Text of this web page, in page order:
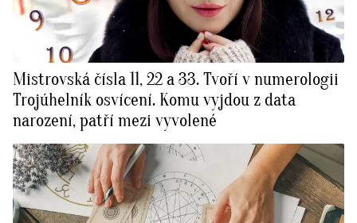
Mistrovská čísla 11, 22 a 33. Tvoří v numerologii
Trojúhelník osvícení. Komu vyjdou z data
narození, patří mezi vyvolené